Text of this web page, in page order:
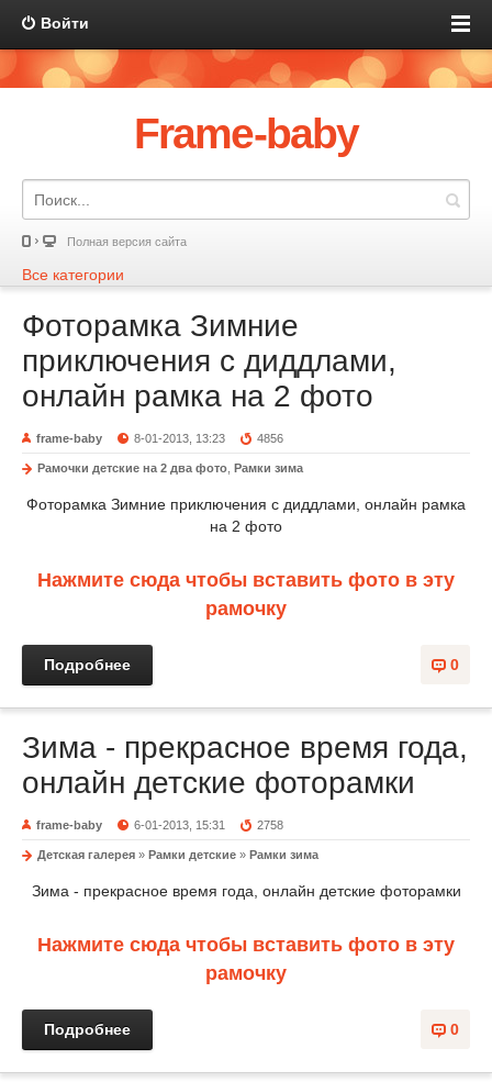
Войти
Frame-baby
Полная версия сайта
Все категории
Фоторамка Зимние
приключения с диддлами,
онлайн рамка на 2 фото
frame-baby 8-01-2013, 13:23 4856
Рамочки детские на 2 два фото Рамки зима
Фоторамка Зимние приключения с диддлами, онлайн рамка
на 2 фото
Нажмите сюда чтобы вставить фото в эту
рамочку
0
Подробнее
Зима - прекрасное время года,
онлайн детские фоторамки
frame-baby 6-01-2013, 15:31 2758
Детская галерея » Рамки детские » Рамки зима
Зима - прекрасное время года, онлайн детские фоторамки
Нажмите сюда чтобы вставить фото в эту
рамочку
0
Подробнее